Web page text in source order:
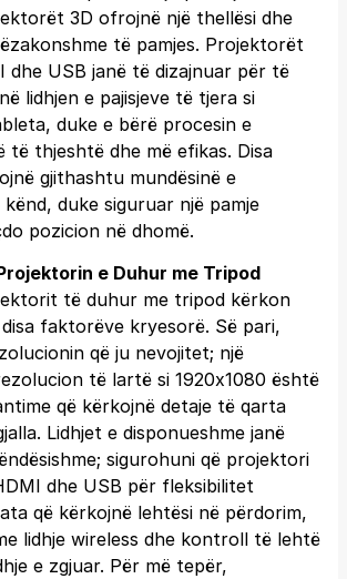
3D ofrojnë një thellësi dhe
të pamjes. Projektorët
dhe USB janë të dizajnuar për të
lidhjen e pajisjeve të tjera si
duke e bërë procesin e
të thjeshtë dhe më efikas. Disa
gjithashtu mundësinë e
duke siguruar një pamje
pozicion në dhomë.
e Duhur me Tripod
të duhur me tripod kërkon
faktorëve kryesorë. Së pari,
që ju nevojitet; një
të lartë si 1920x1080 është
që kërkojnë detaje të qarta
Lidhjet e disponueshme janë
sigurohuni që projektori
dhe USB për fleksibilitet
që kërkojnë lehtësi në përdorim,
lidhje wireless dhe kontroll të lehtë
e zgjuar. Për më tepër,